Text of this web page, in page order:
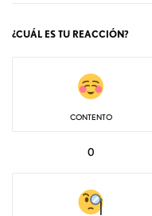
¿CUÁL ES TU REACCIÓN?
CONTENTO
0